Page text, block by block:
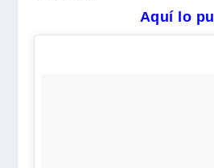
Aquí lo